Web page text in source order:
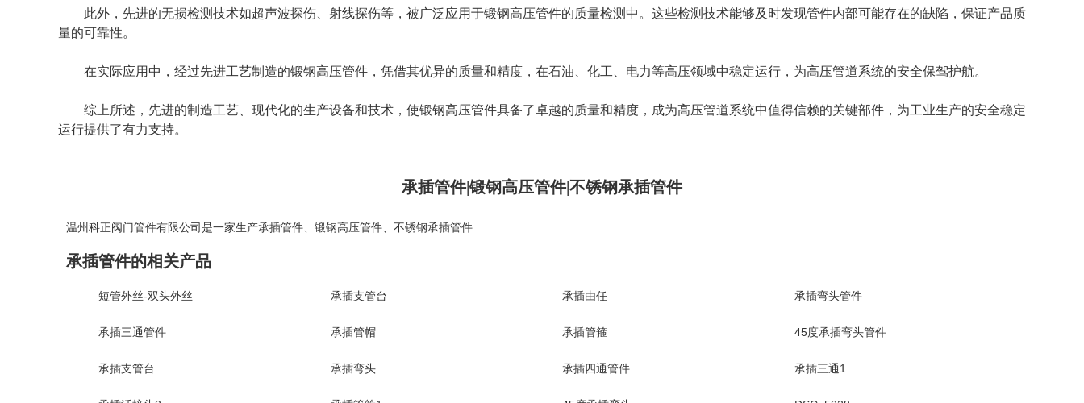
此外，先进的无损检测技术如超声波探伤、射线探伤等，被广泛应用于锻钢高压管件的质量检测中。这些检测技术能够及时发现管件内部可能存在的缺陷，保证产品质
量的可靠性。
在实际应用中，经过先进工艺制造的锻钢高压管件，凭借其优异的质量和精度，在石油、化工、电力等高压领域中稳定运行，为高压管道系统的安全保驾护航。
综上所述，先进的制造工艺、现代化的生产设备和技术，使锻钢高压管件具备了卓越的质量和精度，成为高压管道系统中值得信赖的关键部件，为工业生产的安全稳定
运行提供了有力支持。
承插管件|锻钢高压管件|不锈钢承插管件
温州科正阀门管件有限公司是一家生产承插管件 锻钢高压管件 不锈钢承插管件
承插管件的相关产品
短管外丝-双头外丝 承插支管台 承插由任 承插弯头管件
承插三通管件 承插管帽 承插管箍 45度承插弯头管件
承插支管台 承插弯头 承插四通管件 承插三通1